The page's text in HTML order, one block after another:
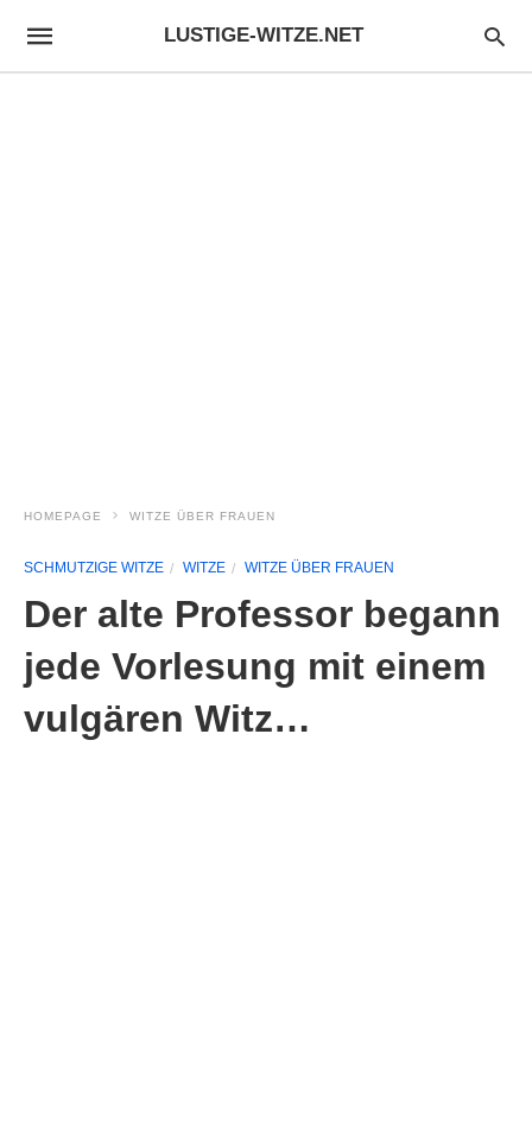
LUSTIGE-WITZE.NET
HOMEPAGE WITZE ÜBER FRAUEN
SCHMUTZIGE WITZE WITZE WITZE ÜBER FRAUEN
Der alte Professor begann
jede Vorlesung mit einem
vulgären Witz…